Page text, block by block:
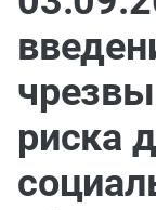
риска